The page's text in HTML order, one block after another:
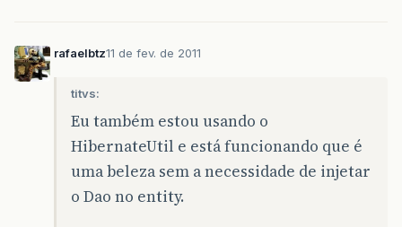
rafaelbtz11 de fev. de 2011
titvs:
Eu também estou usando o
HibernateUtil e está funcionando que é
uma beleza sem a necessidade de injetar
o Dao no entity.